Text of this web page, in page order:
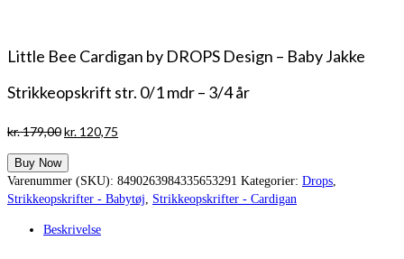
Little Bee Cardigan by DROPS Design – Baby Jakke
Strikkeopskrift str. 0/1 mdr – 3/4 år
kr.179,00Den
pris
var:
kr. 179,00.
kr. 120,75
er:
kr. 120,75.
Buy Now
Varenummer (SKU): 8490263984335653291 Kategorier: Drops,
Strikkeopskrifter - Babytøj, Strikkeopskrifter - Cardigan
Beskrivelse